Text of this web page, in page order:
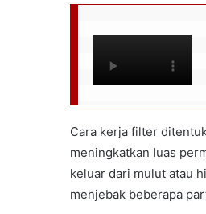
Cara kerja filter
meningkatkan luas
keluar dari mulut atau
menjebak beberapa